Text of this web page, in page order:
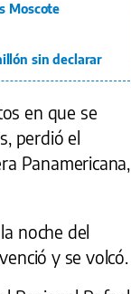
Moscote
sin declarar
en que se
perdió el
Panamericana,
noche del
y se volcó.